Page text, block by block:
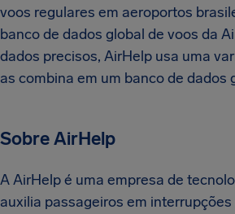
voos regulares em aeroportos
banco de dados global de voos da
dados precisos, AirHelp usa uma
as combina em um banco de dados
Sobre AirHelp
A AirHelp é uma empresa de
auxilia passageiros em